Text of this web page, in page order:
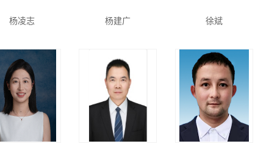
杨凌志 杨建广 徐斌